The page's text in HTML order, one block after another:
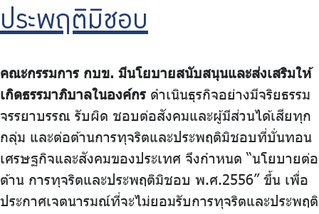
ข่าวสารและกิจกรรม
บริการเจ้าหน้าที่ส่วนราชการ
ร่วมงานกับเรา
ประพฤติมิชอบ
คณะกรรมการ กบข. มีนโยบายสนับสนุนและส่งเสริมให้
เกิดธรรมาภิบาลในองค์กร ดำเนินธุรกิจอย่างมีจริยธรรม
จรรยาบรรณ รับผิด ชอบต่อสังคมและผู้มีส่วนได้เสียทุก
กลุ่ม และต่อต้านการทุจริตและประพฤติมิชอบที่บั่นทอน
เศรษฐกิจและสังคมของประเทศ จึงกำหนด “นโยบายต่อ
ต้าน การทุจริตและประพฤติมิชอบ พ.ศ.2556” ขึ้น เพื่อ
ประกาศเจตนารมณ์ที่จะไม่ยอมรับการทุจริตและประพฤติ